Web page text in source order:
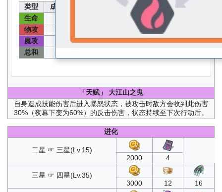
类型 成长值 类型 成长值
能力值
生命
68
物攻
80
魔攻
342 魔防 80
412
总和
532
「天赋」
大江山之鬼
自身造成技能伤害后进入暴怒状态，被攻击时敌方会收到此伤害
30%（夜幕下变为60%）的反击伤害，状态持续至下次行动后。
进化
二星 ☞ 三星(Lv.15)
2000
4
三星 ☞ 四星(Lv.35)
3000
12 16